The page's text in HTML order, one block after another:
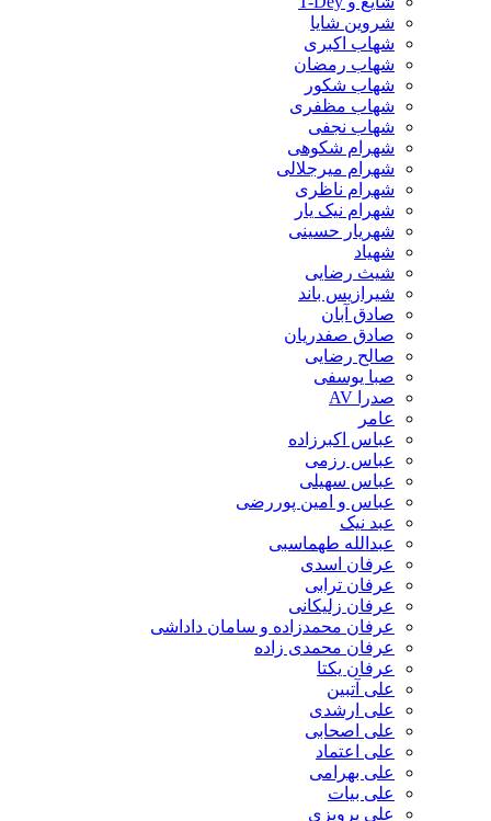
شروین شایا
شهاب اکبری
شهاب رمضان
شهاب شکور
شهاب مظفری
شهاب نجفی
شهرام شکوهی
شهرام میرجلالی
شهرام ناظری
شهرام نیک یار
شهریار حسینی
شهیاد
شیث رضایی
شیرازیس باند
صادق آبان
صادق صفدریان
صالح رضایی
صبا یوسفی
صدرا AV
عامر
عباس اکبرزاده
عباس رزمی
عباس سهیلی
عباس و امین پوررضی
عبد نیک
عبدالله طهماسبی‎
عرفان اسدی
عرفان ترابی
عرفان زلیکانی
عرفان محمدزاده و سامان داداشی
عرفان محمدی زاده
عرفان یکتا
علی آتبین
علی ارشدی
علی اصحابی
علی اعتماد
علی بهرامی
علی بیات
علی پرویزی